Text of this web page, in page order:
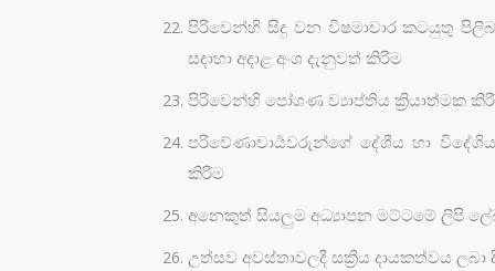
පිරිවෙන්හි සිදු වන විෂමාචාර කටයුතු
සඳාහා අදාළ අංශ දැනුවත් කිරීම
පිරිවෙන්හි පෝශණ ව්‍යාප්තිය ක්‍රියාත්මක
පරිවේණාචාර්‍යවරුන්ගේ දේශීය හා
කිරීම
අනෙකුත් සියලුම අධ්‍යාපන මට්ටමේ ලිපි
උත්සව අවස්තාවලදී සක්‍රීය දායකත්වය ලබා